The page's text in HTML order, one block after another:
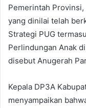
Pemerintah
yang dinilai telah
Strategi PUG
Perlindungan Anak
disebut Anugerah
Kepala DP3A
menyampaikan